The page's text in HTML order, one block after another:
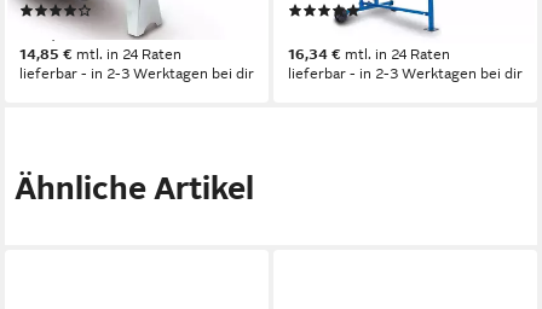
299,00 €
14,85 € mtl. in 24 Raten
lieferbar - in 2-3 Werktagen bei dir
Inklusive Ablagetisch und
Schutzkäfig gegen
splitterndes Holz
(1)
329,00 €
16,34 € mtl. in 24 Raten
lieferbar - in 2-3 Werktagen bei dir
Ähnliche Artikel